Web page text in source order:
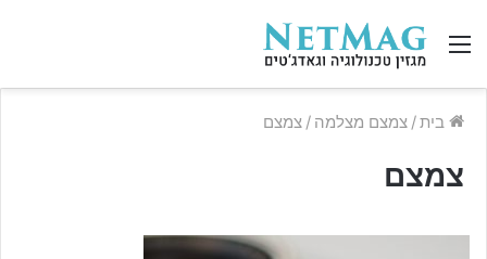
תפריט
בית/ צמצם מצלמה / צמצם
צמצם